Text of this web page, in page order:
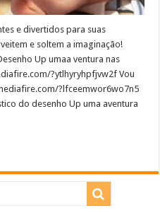
e divertidos para suas
e soltem a imaginação!
Up umaa ventura nas
?ytlhyryhpfjvw2f Vou
?lfceemwor6wo7n5
do desenho Up uma aventura